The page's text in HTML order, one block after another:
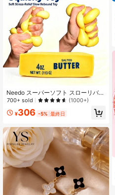
Needo スーパーソフト スローリバウ
ンド ハチミ バターブレッド スクイ
あるストレス解消トイ、ストレスと
ルホビートイ、ティーンと大人向け
のホリデー、バレンタインデー、誕
生日ギフトに最適
700+ sold (1000+)
¥306 -5% 最終日